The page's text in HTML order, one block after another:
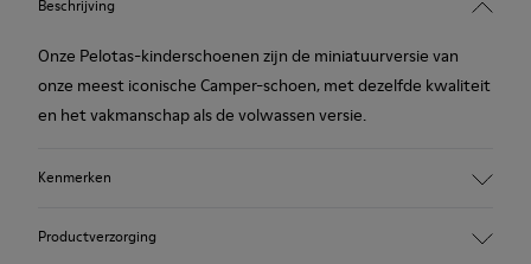
Beschrijving
Onze Pelotas-kinderschoenen zijn de miniatuurversie van
onze meest iconische Camper-schoen, met dezelfde kwaliteit
en het vakmanschap als de volwassen versie.
Kenmerken
Kleur: Donkerbruin
Productverzorging